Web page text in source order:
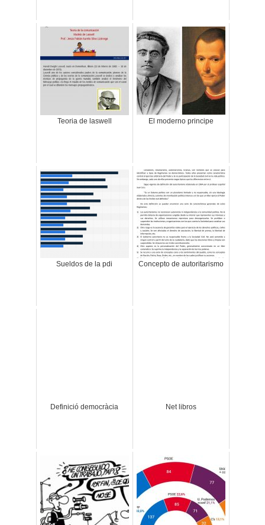
Teoria de laswell El moderno principe
Sueldos de la pdi Concepto de autoritarismo
Definició democràcia Net libros